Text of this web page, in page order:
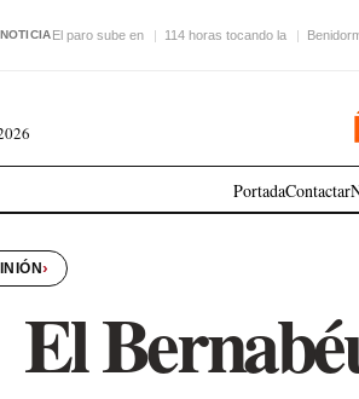
El paro sube en 114 horas tocando la
PortadaContactar
›
El